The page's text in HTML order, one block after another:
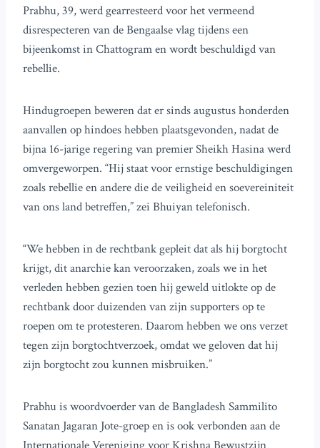
Prabhu, 39, werd gearresteerd voor het vermeend
disrespecteren van de Bengaalse vlag tijdens een
bijeenkomst in Chattogram en wordt beschuldigd van
rebellie.
Hindugroepen beweren dat er sinds augustus honderden
aanvallen op hindoes hebben plaatsgevonden, nadat de
bijna 16-jarige regering van premier Sheikh Hasina werd
omvergeworpen. “Hij staat voor ernstige beschuldigingen
zoals rebellie en andere die de veiligheid en soevereiniteit
van ons land betreffen,” zei Bhuiyan telefonisch.
“We hebben in de rechtbank gepleit dat als hij borgtocht
krijgt, dit anarchie kan veroorzaken, zoals we in het
verleden hebben gezien toen hij geweld uitlokte op de
rechtbank door duizenden van zijn supporters op te
roepen om te protesteren. Daarom hebben we ons verzet
tegen zijn borgtochtverzoek, omdat we geloven dat hij
zijn borgtocht zou kunnen misbruiken.”
Prabhu is woordvoerder van de Bangladesh Sammilito
Sanatan Jagaran Jote-groep en is ook verbonden aan de